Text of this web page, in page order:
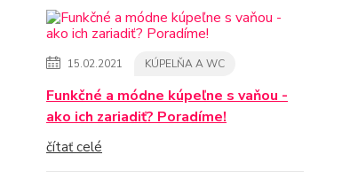
15.02.2021 KÚPELŇA A WC
Funkčné a módne kúpeľne s vaňou -
ako ich zariadiť? Poradíme!
čítať celé